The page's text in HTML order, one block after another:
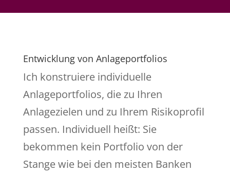
Entwicklung von Anlageportfolios
Ich konstruiere individuelle
Anlageportfolios, die zu Ihren
Anlagezielen und zu Ihrem Risikoprofil
passen. Individuell heißt: Sie
bekommen kein Portfolio von der
Stange wie bei den meisten Banken